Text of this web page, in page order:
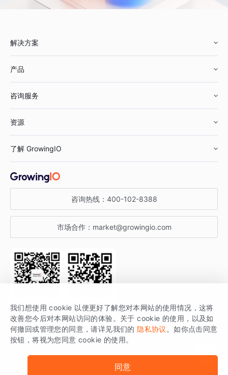
解决方案
鞋服行业
汽车行业
金融行业
产品
智能运营
获客分析
咨询服务
资源
增长公开课
增长博客
开发者文档
SDK 文档
场景指南
了解 GrowingIO
关于 GrowingIO
增长大会
行业活动
咨询热线： 400-102-8388
市场合作： market@growingio.com
关注公众号 获取更多干货
GrowingIO 是专注于数据智能分析与增长的品牌，核心平台为 GrowingIO
分析云。
版权所有 © 北京易数科技有限公司
我们想使用 cookie 以便更好了解您对本网站的使用情况，这将
改善您今后对本网站访问的体验。关于 cookie 的使用，以及如
何撤回或管理您的同意，请详见我们的 隐私协议 。如你点击同意
按钮，将视为您同意 cookie 的使用。
同意